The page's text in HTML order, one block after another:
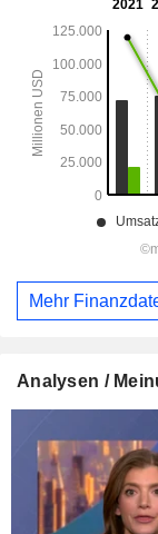
Mehr
Analysen /